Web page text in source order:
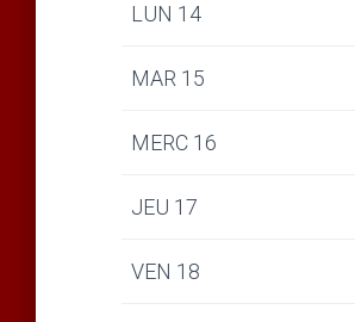
LUN 14
MAR 15
MERC 16
JEU 17
VEN 18